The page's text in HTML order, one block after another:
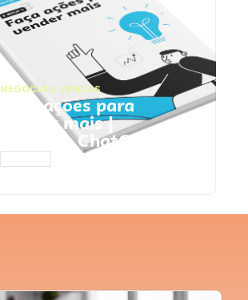
NEGÓCIOS, VENDAS
Faça ações para
vender mais |
Prompts ChatGPT